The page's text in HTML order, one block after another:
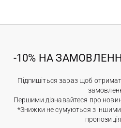
-10% НА
Підпишіться зараз щоб
Першими дізнавайтеся про
*Знижки не сумуються з